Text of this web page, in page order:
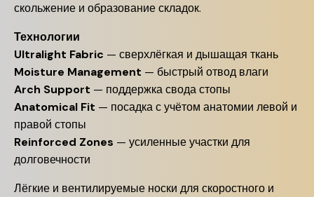
скольжение и образование складок.
Технологии
Ultralight Fabric — сверхлёгкая и дышащая ткань
Moisture Management — быстрый отвод влаги
Arch Support — поддержка свода стопы
Anatomical Fit — посадка с учётом анатомии левой и
правой стопы
Reinforced Zones — усиленные участки для
долговечности
Лёгкие и вентилируемые носки для скоростного и